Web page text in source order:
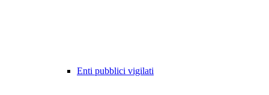
Enti pubblici vigilati